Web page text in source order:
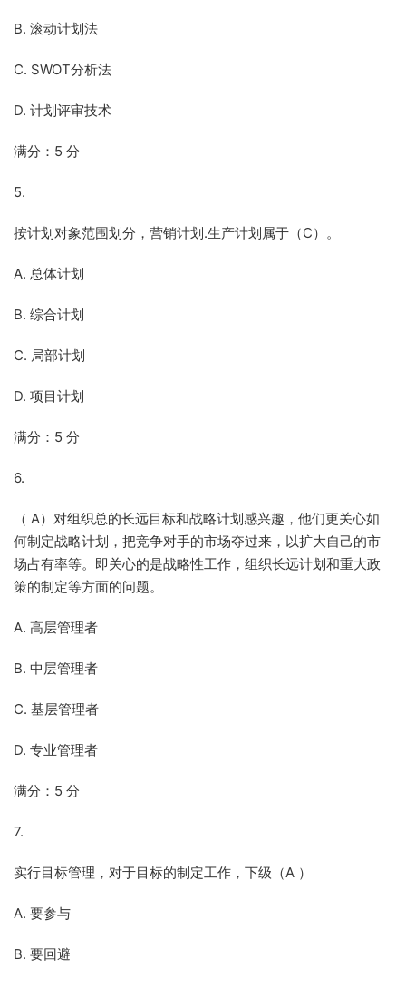
B. 滚动计划法
C. SWOT分析法
D. 计划评审技术
满分：5 分
5.
按计划对象范围划分，营销计划.生产计划属于（C）。
A. 总体计划
B. 综合计划
C. 局部计划
D. 项目计划
满分：5 分
6.
（ A）对组织总的长远目标和战略计划感兴趣，他们更关心如
何制定战略计划，把竞争对手的市场夺过来，以扩大自己的市
场占有率等。即关心的是战略性工作，组织长远计划和重大政
策的制定等方面的问题。
A. 高层管理者
B. 中层管理者
C. 基层管理者
D. 专业管理者
满分：5 分
7.
实行目标管理，对于目标的制定工作，下级（A ）
A. 要参与
B. 要回避